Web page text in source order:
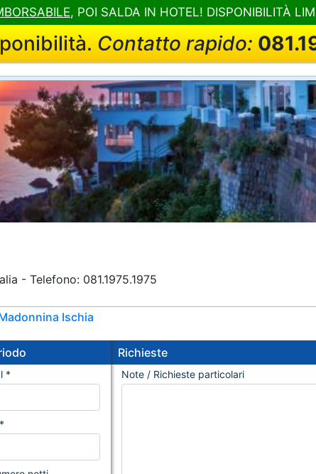
Contatto rapido:
- Telefono: 081.1975.1975
Ischia
*
Richieste
Note / Richieste particolari
, POI SALDA IN HOTEL! DISPONIBILITÀ